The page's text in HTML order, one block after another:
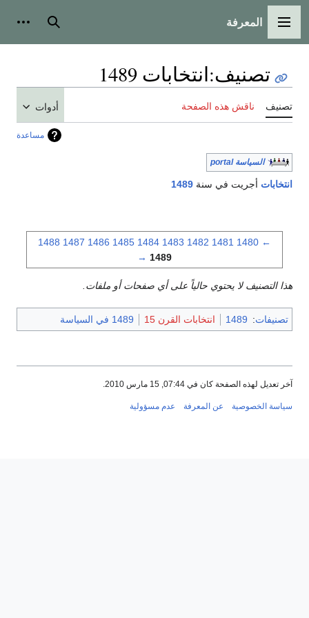
القائمة الرئيسية
المعرفة بحث
تصنيف:انتخابات 1489
تصنيف ناقش هذه الصفحة أدوات
مساعدة
السياسة portal
انتخابات أجريت في سنة 1489
←
1480
1481
1482
1483
1484
1485
1486
1487
1488
1489
→
هذا التصنيف لا يحتوي حالياً على أي صفحات أو ملفات.
تصنيفات:
1489 انتخابات القرن 15 1489 في السياسة
آخر تعديل لهذه الصفحة كان في 07:44, 15 مارس 2010.
سياسة الخصوصية عن المعرفة عدم مسؤولية